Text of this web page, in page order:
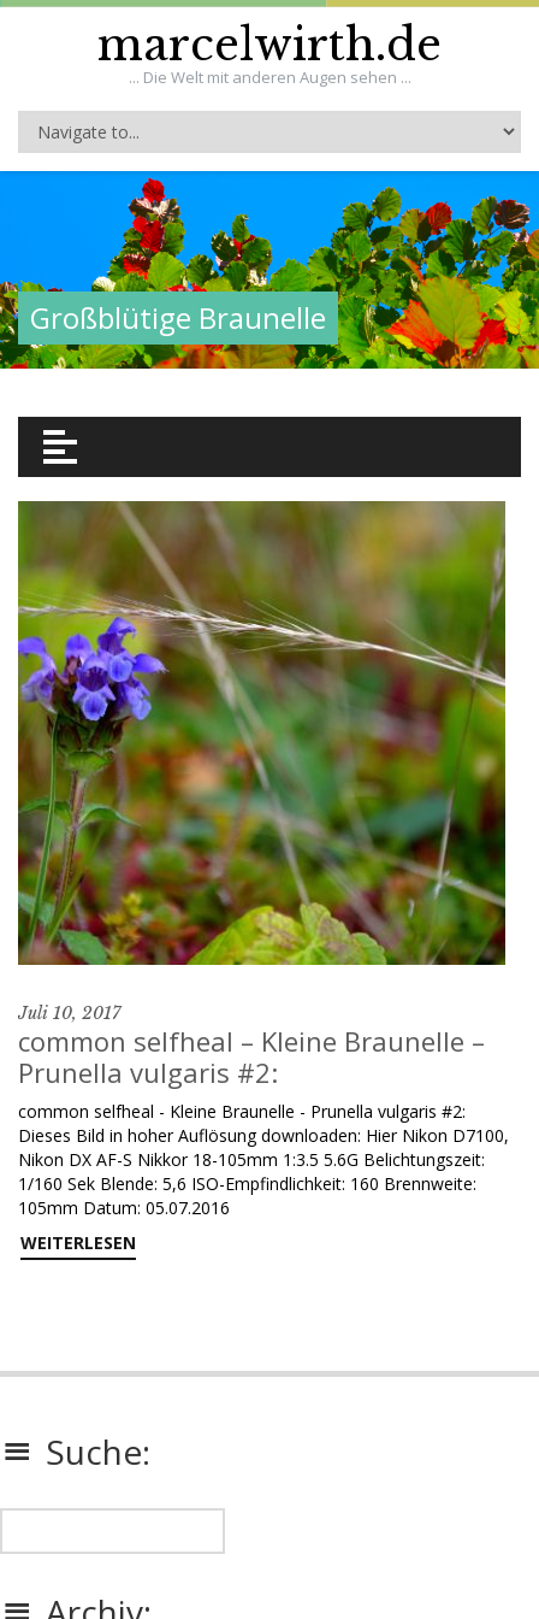
marcelwirth.de
... Die Welt mit anderen Augen sehen ...
Großblütige Braunelle
Juli 10, 2017
common selfheal – Kleine Braunelle –
Prunella vulgaris #2:
common selfheal - Kleine Braunelle - Prunella vulgaris #2:
Dieses Bild in hoher Auflösung downloaden: Hier Nikon D7100,
Nikon DX AF-S Nikkor 18-105mm 1:3.5 5.6G Belichtungszeit:
1/160 Sek Blende: 5,6 ISO-Empfindlichkeit: 160 Brennweite:
105mm Datum: 05.07.2016
WEITERLESEN
Suche: